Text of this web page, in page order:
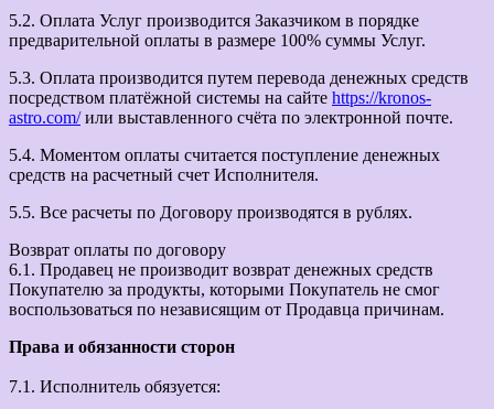
5.2. Оплата Услуг производится Заказчиком в порядке
предварительной оплаты в размере 100% суммы Услуг.
5.3. Оплата производится путем перевода денежных средств
посредством платёжной системы на сайте https://kronos-
astro.com/или выставленного счёта по электронной почте.
5.4. Моментом оплаты считается поступление денежных
средств на расчетный счет Исполнителя.
5.5. Все расчеты по Договору производятся в рублях.
Возврат оплаты по договору
6.1. Продавец не производит возврат денежных средств
Покупателю за продукты, которыми Покупатель не смог
воспользоваться по независящим от Продавца причинам.
Права и обязанности сторон
7.1. Исполнитель обязуется: